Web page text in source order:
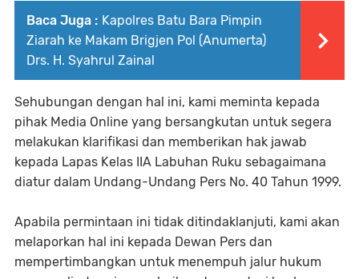
Baca Juga : Kapolres Batu Bara Pimpin
Ziarah ke Makam Brigjen Pol (Anumerta)
Drs. H. Syahrul Zainal
Sehubungan dengan hal ini, kami meminta kepada
pihak Media Online yang bersangkutan untuk segera
melakukan klarifikasi dan memberikan hak jawab
kepada Lapas Kelas IIA Labuhan Ruku sebagaimana
diatur dalam Undang-Undang Pers No. 40 Tahun 1999.
Apabila permintaan ini tidak ditindaklanjuti, kami akan
melaporkan hal ini kepada Dewan Pers dan
mempertimbangkan untuk menempuh jalur hukum